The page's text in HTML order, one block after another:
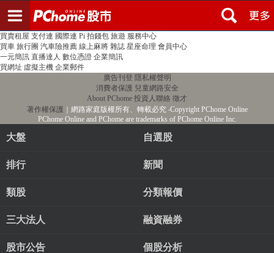
PChome首頁 線上購物 24h購物 書店
買賣租屋 支付連 國際連 Pi 拍錢包 旅遊 服務中心
買車 旅行團 汽車險推薦 線上麻將 雜誌 星座命理 會員中心
一元簡訊 直播達人 數位憑證 企業簡訊
買網址 虛擬主機 企業郵件
廣告刊登 隱私權聲明
消費者保護 兒童網路安全
About PChome 投資人聯絡 徵才
著作權保護 ｜網路家庭版權所有、轉載必究‧Copyright PChome Online
PChome Online and PChome are trademarks of PChome Online Inc.
大盤 自選股
排行 新聞
類股 分類報價
三大法人 融資融券
股市公告 個股分析